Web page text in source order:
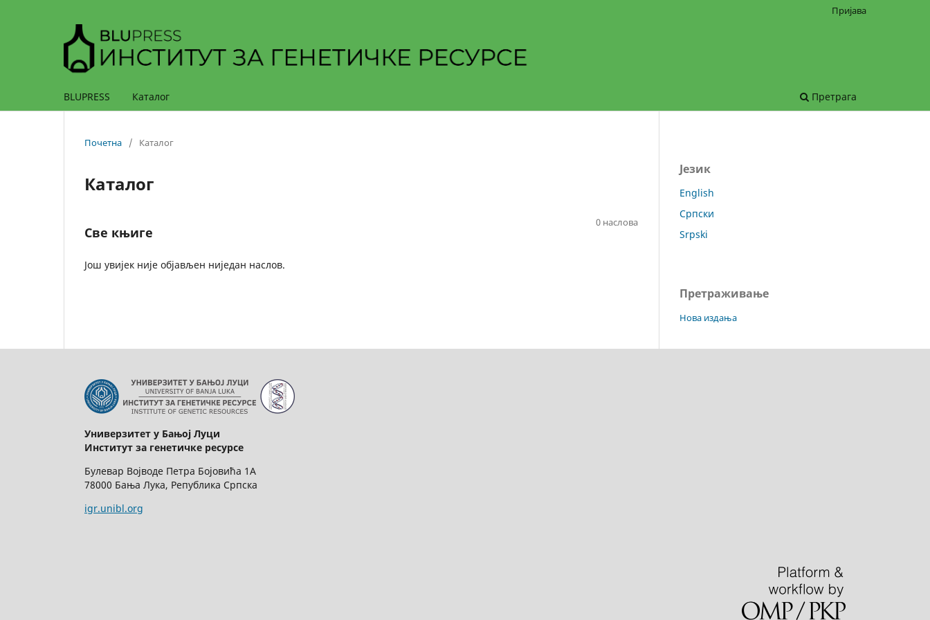
BLUPRESS Каталог Претрага
Пријава
Почетна / Каталог
Каталог
0 наслова
Све књиге
Још увијек није објављен ниједан наслов.
Језик
English
Српски
Srpski
Претраживање
Нова издања
Универзитет у Бањој Луци
Институт за генетичке ресурсе
Булевар Војводе Петра Бојовића 1А
78000 Бања Лука, Република Српска
igr.unibl.org